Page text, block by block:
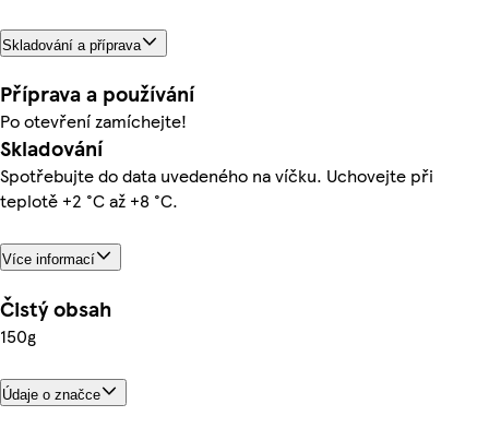
Skladování a příprava
Příprava a používání
Po otevření zamíchejte!
Skladování
Spotřebujte do data uvedeného na víčku. Uchovejte při
teplotě +2 °C až +8 °C.
Více informací
Čistý obsah
150g
Údaje o značce